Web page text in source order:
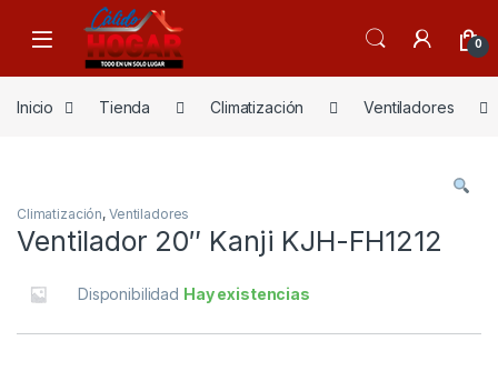
Skip to navigation
Skip to content
0
Inicio Tienda Climatización Ventiladores
Climatización, Ventiladores
Ventilador 20″ Kanji KJH-FH1212
Disponibilidad Hay existencias